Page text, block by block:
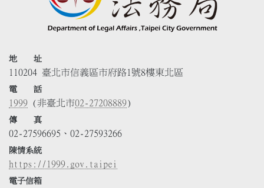
地 址
110204 臺北市信義區市府路1號8樓東北區
電 話
1999 (非臺北市02-27208889)
傳 真
02-27596695、02-27593266
陳情系統
https://1999.gov.taipei
電子信箱